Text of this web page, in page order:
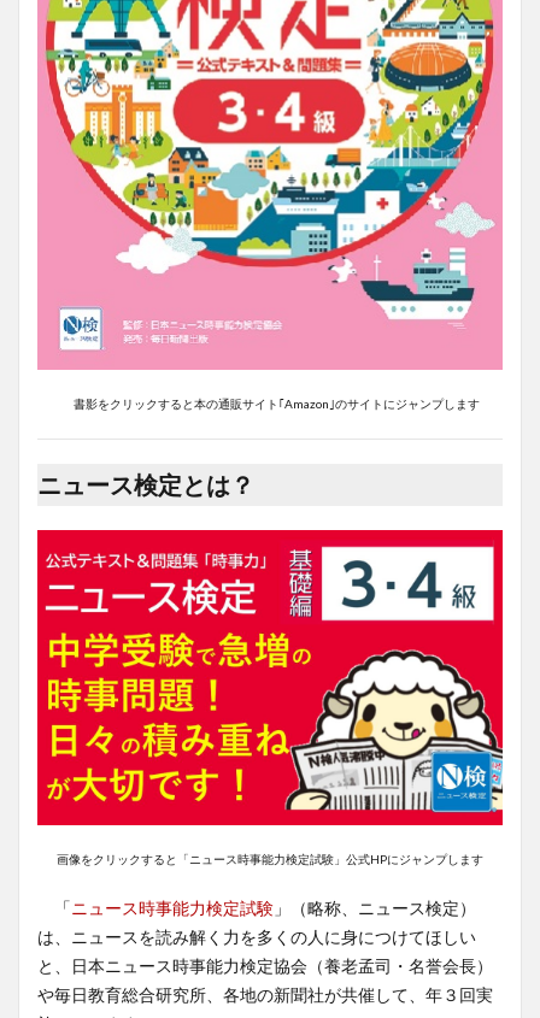
書影をクリックすると本の通販サイト｢Amazon｣のサイトにジャンプします
ニュース検定とは？
画像をクリックすると「ニュース時事能力検定試験」公式HPにジャンプします
「ニュース時事能力検定試験 」（略称、ニュース検定）
は、ニュースを読み解く力を多くの人に身につけてほしい
と、日本ニュース時事能力検定協会（養老孟司・名誉会長）
や毎日教育総合研究所、各地の新聞社が共催して、年３回実